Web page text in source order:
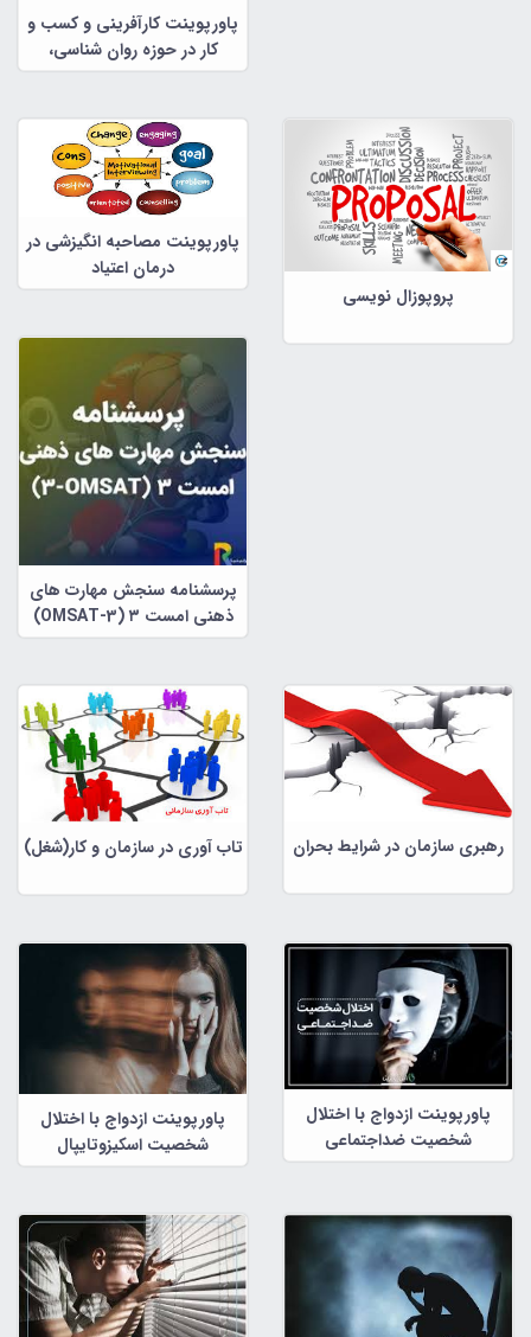
پاورپوینت کارآفرینی و کسب و
کار در حوزه روان شناسی،
مشاوره و علوم تربیتی
پروپوزال نویسی
پاورپوینت مصاحبه انگیزشی در
درمان اعتیاد
پرسشنامه سنجش مهارت های
ذهنی امست ۳ (OMSAT-3)
رهبری سازمان در شرایط بحران تاب آوری در سازمان و کار(شغل)
پاورپوینت ازدواج با اختلال
شخصیت ضداجتماعی
پاورپوینت ازدواج با اختلال
شخصیت اسکیزوتایپال